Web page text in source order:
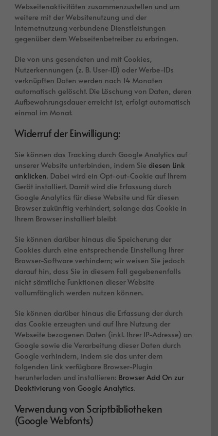
Webseitenaktivitäten zusammenzustellen und um
weitere mit der Websitenutzung und der
Internetnutzung verbundene Dienstleistungen
gegenüber dem Webseitenbetreiber zu erbringen.
Die von uns gesendeten und mit Cookies,
Nutzerkennungen (z. B. User-ID) oder Werbe-IDs
verknüpften Daten werden nach 14 Monaten
automatisch gelöscht. Die Löschung von Daten, deren
Aufbewahrungsdauer erreicht ist, erfolgt automatisch
einmal im Monat.
Widerruf der Einwilligung:
Sie können das Tracking durch Google Analytics auf
unserer Website unterbinden, indem Sie diesen Link
anklicken. Dabei wird ein Opt-out-Cookie auf Ihrem
Gerät installiert. Damit wird die Erfassung durch
Google Analytics für diese Website und für diesen
Browser zukünftig verhindert, solange das Cookie in
Ihrem Browser installiert bleibt.
Sie können darüber hinaus die Speicherung der
Cookies durch eine entsprechende Einstellung Ihrer
Browser-Software verhindern; wir weisen Sie jedoch
darauf hin, dass Sie in diesem Fall gegebenenfalls
nicht sämtliche Funktionen dieser Website
vollumfänglich werden nutzen können.
Sie können darüber hinaus die Erfassung der durch
das Cookie erzeugten und auf Ihre Nutzung der
Webseite bezogenen Daten (inkl. Ihrer IP-Adresse) an
Google sowie die Verarbeitung dieser Daten durch
Google verhindern, indem sie das unter dem
folgenden Link verfügbare Browser-Plugin
herunterladen und installieren: Browser Add On zur
Deaktivierung von Google Analytics.
Verwendung von Scriptbibliotheken
(Google Webfonts)